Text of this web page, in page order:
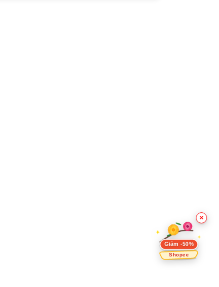
×
Giảm -50%
Shopee